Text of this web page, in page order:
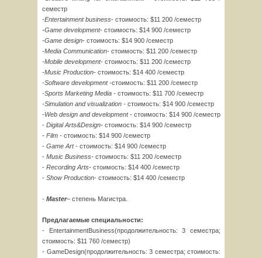
семестр
-Entertainment business- стоимость: $11 200 /семестр
-Game development- стоимость: $14 900 /семестр
-Game design- стоимость: $14 900 /семестр
-Media Communication- стоимость: $11 200 /семестр
-Mobile development- стоимость: $11 200 /семестр
-Music Production- стоимость: $14 400 /семестр
-Software development -стоимость: $11 200 /семестр
-Sports Marketing Media - стоимость: $11 700 /семестр
-Simulation and visualization - стоимость: $14 900 /семестр
-Web design and development - стоимость: $14 900 /семестр
- DigitalArts&Design- стоимость: $14 900 /семестр
- Film - стоимость: $14 900 /семестр
- Game Art- стоимость: $14 900 /семестр
- Musiс Business- стоимость: $11 200 /семестр
- Recording Arts- стоимость: $14 400 /семестр
- ShowProduction- стоимость: $14 400 /семестр
- Master– степень Магистра.
Предлагаемые специальности:
- EntertainmentBusiness(продолжительность: 3 семестра;
стоимость: $11 760 /семестр)
- GameDesign(продолжительность: 3 семестра; стоимость: